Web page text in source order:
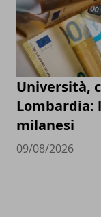
Università,
Lombardia:
milanesi
09/08/2026